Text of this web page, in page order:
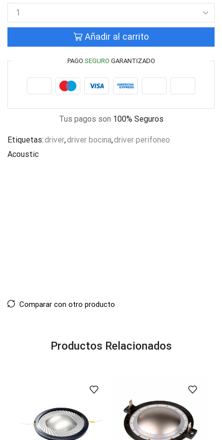
Añadir al carrito
PAGO SEGURO GARANTIZADO
Tus pagos son 100% Seguros
Etiquetas:driver,driver bocina,driver perifoneo
Acoustic
Comparar con otro producto
Productos Relacionados